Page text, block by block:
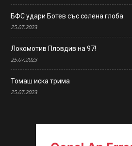
БФС удари Ботев със солена глоба
25.07.2023
Локомотив Пловдив на 97!
25.07.2023
Томаш иска трима
25.07.2023